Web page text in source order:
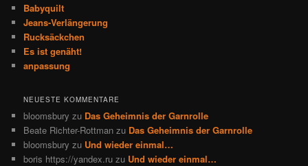
n
Babyquilt
Jeans-Verlängerung
Rucksäckchen
Es ist genäht!
anpassung
NEUESTE KOMMENTARE
bloomsbury zu Das Geheimnis der Garnrolle
Beate Richter-Rottman zu Das Geheimnis der Garnrolle
bloomsbury zu Und wieder einmal…
boris https://yandex.ru zu Und wieder einmal…